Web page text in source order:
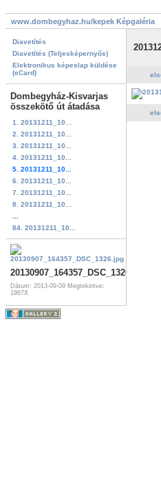
www.dombegyhaz.hu/kepek Képgaléria
Diavetítés
Diavetítés (Teljesképernyős)
Elektronikus képeslap küldése
(eCard)
Dombegyház-Kisvarjas
összekötő út átadása
1. 20131211_10...
2. 20131211_10...
3. 20131211_10...
4. 20131211_10...
5. 20131211_10...
6. 20131211_10...
7. 20131211_10...
8. 20131211_10...
84. 20131211_10...
20130907_164357_DSC_1326.jpg
Dátum: 2013-09-09 Megtekintve:
1967X